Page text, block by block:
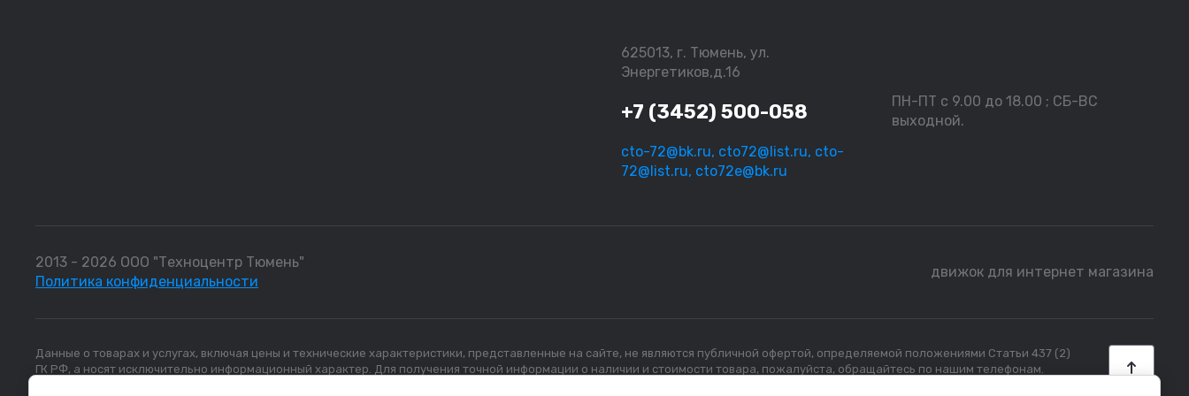
625013, г. Тюмень, ул.
Энергетиков,д.16
+7 (3452) 500-058
cto-72@bk.ru, cto72@list.ru, cto-
72@list.ru, cto72e@bk.ru
ПН-ПТ с 9.00 до 18.00 ; СБ-ВС
выходной.
2013 - 2026 ООО "Техноцентр Тюмень"
Политика конфиденциальности
движок для интернет магазина
Данные о товарах и услугах, включая цены и технические характеристики, представленные на сайте, не являются публичной офертой, определяемой положениями Статьи 437 (2)
ГК РФ, а носят исключительно информационный характер. Для получения точной информации о наличии и стоимости товара, пожалуйста, обращайтесь по нашим телефонам.